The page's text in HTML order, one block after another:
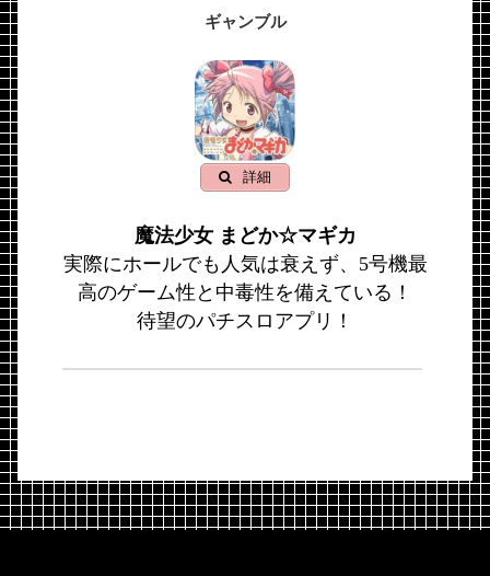
ギャンブル
詳細
魔法少女 まどか☆マギカ
実際にホールでも人気は衰えず、5号機最
高のゲーム性と中毒性を備えている！
待望のパチスロアプリ！